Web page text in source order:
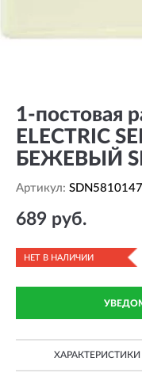
1-постовая
ELECTRIC
БЕЖЕВЫЙ
Артикул: SDN5810147
689 руб.
НЕТ В НАЛИЧИИ
ХАРАКТЕРИСТИКИ